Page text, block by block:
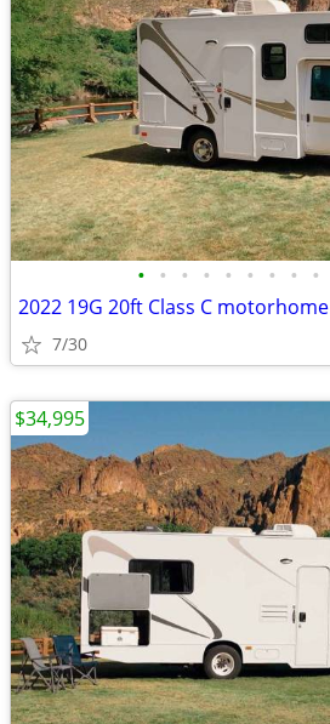
• • • • • • • • •
2022 19G 20ft Class C motorhome
7/30
$34,995